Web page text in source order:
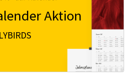
Aktion